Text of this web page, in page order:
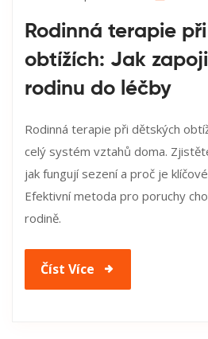
Rodinná terapie
obtížích: Jak
rodinu do léčby
Rodinná terapie při dětských
celý systém vztahů doma.
jak fungují sezení a proč je
Efektivní metoda pro poruchy
rodině.
Číst Více